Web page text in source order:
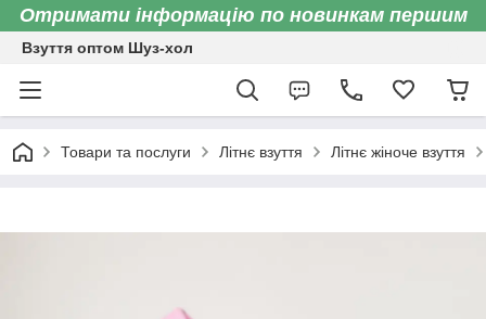
Отримати інформацію по новинкам першим
Взуття оптом Шуз-хол
Товари та послуги Літнє взуття Літнє жіноче взуття